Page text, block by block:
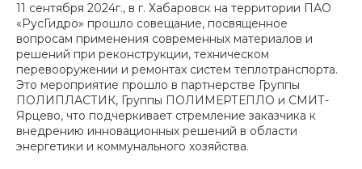
11 сентября 2024г., в г. Хабаровск на территории ПАО
«РусГидро» прошло совещание, посвященное
вопросам применения современных материалов и
решений при реконструкции, техническом
перевооружении и ремонтах систем теплотранспорта.
Это мероприятие прошло в партнерстве Группы
ПОЛИПЛАСТИК, Группы ПОЛИМЕРТЕПЛО и СМИТ-
Ярцево, что подчеркивает стремление заказчика к
внедрению инновационных решений в области
энергетики и коммунального хозяйства.